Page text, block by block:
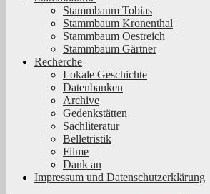
Stammbaum Tobias
Stammbaum Kronenthal
Stammbaum Oestreich
Stammbaum Gärtner
Recherche
Lokale Geschichte
Datenbanken
Archive
Gedenkstätten
Sachliteratur
Belletristik
Filme
Dank an
Impressum und Datenschutzerklärung